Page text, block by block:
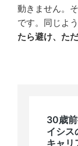
動きません。
です。同じよう
たら避け、た